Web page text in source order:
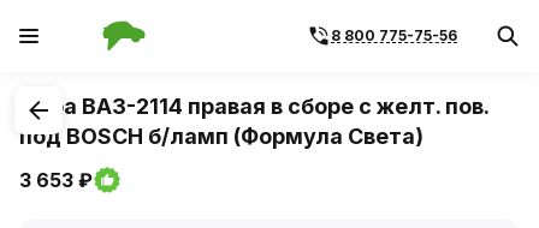
8 800 775-75-56
1/2
Фара ВАЗ-2114 правая в сборе c желт. пов.
под BOSCH б/ламп (Формула Света)
3 653 ₽